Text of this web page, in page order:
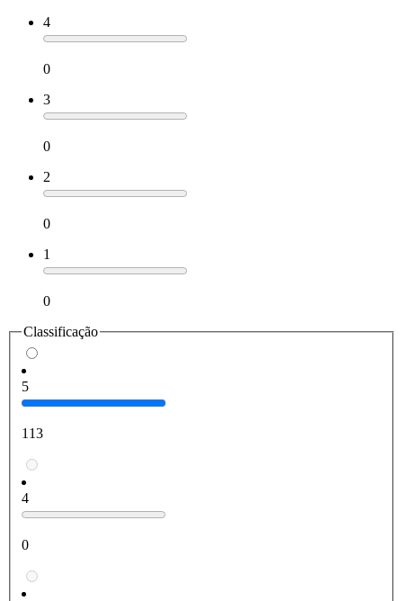
4
0
3
0
2
0
1
0
Classificação
5
113
4
0